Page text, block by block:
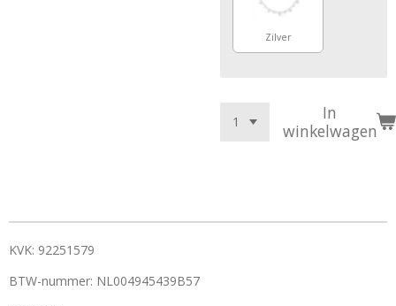
Zilver
In
winkelwagen
KVK: 92251579
BTW-nummer: NL004945439B57